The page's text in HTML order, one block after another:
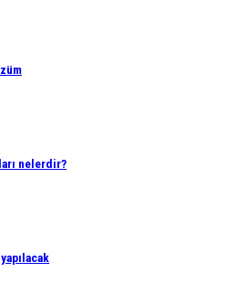
nelerdir?